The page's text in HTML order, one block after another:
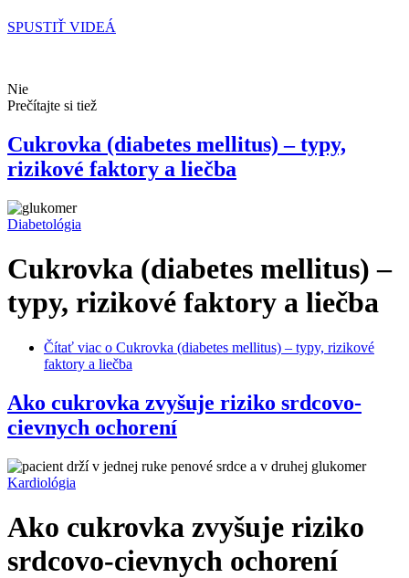
SPUSTIŤ VIDEÁ
Nie
Prečítajte si tiež
Cukrovka (diabetes mellitus) – typy,
rizikové faktory a liečba
Diabetológia
Cukrovka (diabetes mellitus) –
typy, rizikové faktory a liečba
Čítať viac o Cukrovka (diabetes mellitus) – typy, rizikové
faktory a liečba
Ako cukrovka zvyšuje riziko srdcovo-
cievnych ochorení
Kardiológia
Ako cukrovka zvyšuje riziko
srdcovo-cievnych ochorení